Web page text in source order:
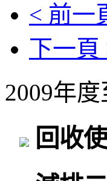
< 前一
下一頁
2009年
回收